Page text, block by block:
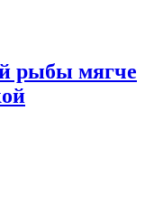
рыбы мягче